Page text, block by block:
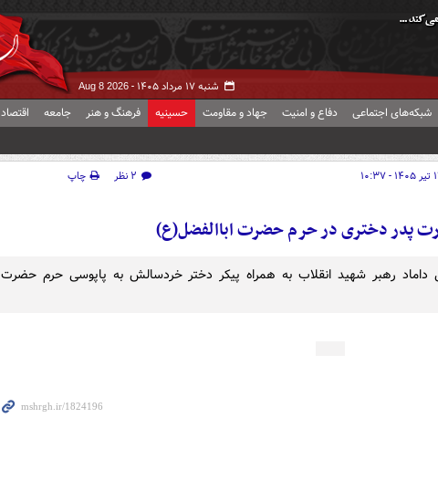
شنبه ۱۷ مرداد ۱۴۰۵ - Aug 8 2026
شبکه‌های اجتماعی دفاع و امنیت جهاد و مقاومت حسینیه فرهنگ و هنر جامعه اقتصاد
۲ نظر
چاپ
پدر دختری در حرم حضرت اباالفضل(ع)
داماد رهبر شهید انقلاب به همراه پیکر دختر خردسالش به پاپوسی حرم حضرت